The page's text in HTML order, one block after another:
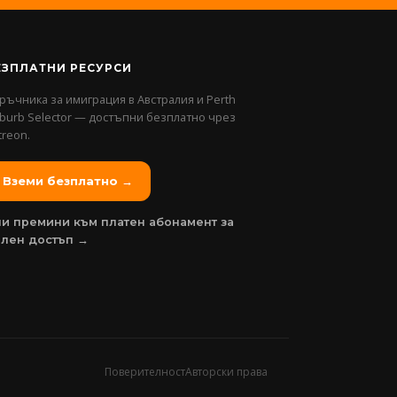
РЕСУРСИ
за имиграция в Австралия и Perth
Selector — достъпни безплатно чрез
Вземи безплатно →
премини към платен абонамент за
достъп →
ПоверителностАвторски права